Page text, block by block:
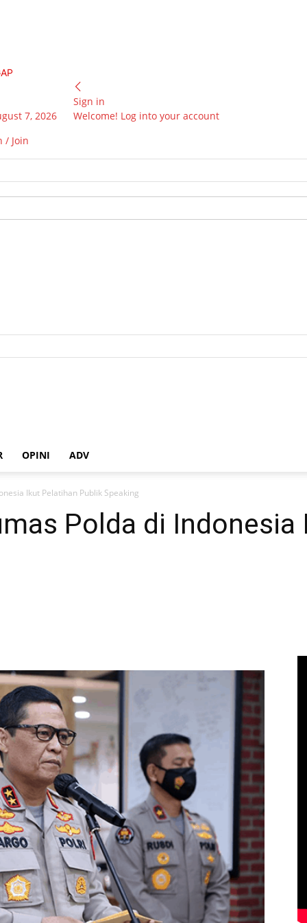
7, 2026
/ Join
Sign in
Welcome! Log into your account
OPINI ADV
Ikut Pelatihan Publik Speaking
Polda di